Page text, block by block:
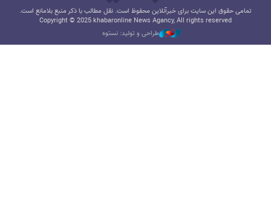
تمامی حقوق این سایت برای خبرآنلاین محفوظ است. نقل مطالب با ذکر منبع بلامانع است.
Copyright © 2025 khabaronline News Agancy, All rights reserved
طراحی و تولید: نستوه